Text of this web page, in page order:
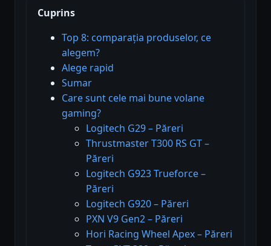
Cuprins
Top 8: comparația produselor, ce
alegem?
Alege rapid
Sumar
Care sunt cele mai bune volane
gaming?
Logitech G29 – Păreri
Thrustmaster T300 RS GT –
Păreri
Logitech G923 Trueforce –
Păreri
Logitech G920 – Păreri
PXN V9 Gen2 – Păreri
Hori Racing Wheel Apex – Păreri